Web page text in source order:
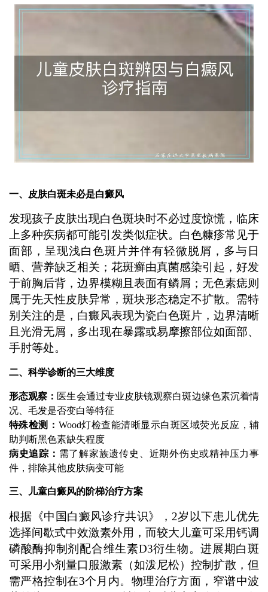
一、皮肤白斑未必是白癜风
发现孩子皮肤出现白色斑块时不必过度惊慌，临床
上多种疾病都可能引发类似症状。白色糠疹常见于
面部，呈现浅白色斑片并伴有轻微脱屑，多与日
晒、营养缺乏相关；花斑癣由真菌感染引起，好发
于前胸后背，边界模糊且表面有鳞屑；无色素痣则
属于先天性皮肤异常，斑块形态稳定不扩散。需特
别关注的是，白癜风表现为瓷白色斑片，边界清晰
且光滑无屑，多出现在暴露或易摩擦部位如面部、
手肘等处。
二、科学诊断的三大维度
形态观察： 医生会通过专业皮肤镜观察白斑边缘色素沉着情
况、毛发是否变白等特征
特殊检测： Wood灯检查能清晰显示白斑区域荧光反应，辅
助判断黑色素缺失程度
病史追踪： 需了解家族遗传史、近期外伤史或精神压力事
件，排除其他皮肤病变可能
三、儿童白癜风的阶梯治疗方案
根据《中国白癜风诊疗共识》，2岁以下患儿优先
选择间歇式中效激素外用，而较大儿童可采用钙调
磷酸酶抑制剂配合维生素D3衍生物。进展期白斑
可采用小剂量口服激素（如泼尼松）控制扩散，但
需严格控制在3个月内。物理治疗方面，窄谱中波